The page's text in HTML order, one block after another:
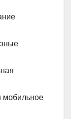
мобильное